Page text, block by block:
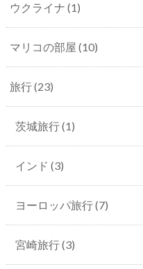
ウクライナ (1)
マリコの部屋 (10)
旅行(23)
茨城旅行(1)
インド (3)
ヨーロッパ旅行(7)
宮崎旅行(3)